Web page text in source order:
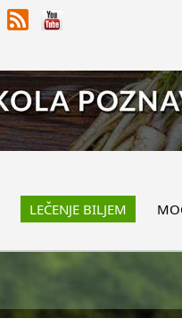
LEČENJE BILJEM